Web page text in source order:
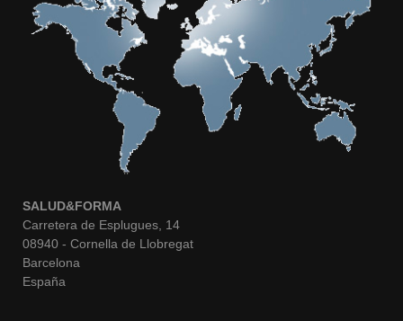
SALUD&FORMA
Carretera de Esplugues, 14
08940 - Cornella de Llobregat
Barcelona
España